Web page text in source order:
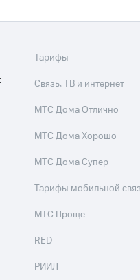
Тарифы
Связь, ТВ и интернет
МТС Дома Отлично
МТС Дома Хорошо
МТС Дома Супер
Тарифы мобильной
МТС Проще
RED
РИИЛ